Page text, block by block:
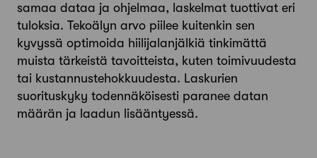
samaa dataa ja ohjelmaa, laskelmat tuottivat eri
tuloksia. Tekoälyn arvo piilee kuitenkin sen
kyvyssä optimoida hiilijalanjälkiä tinkimättä
muista tärkeistä tavoitteista, kuten toimivuudesta
tai kustannustehokkuudesta. Laskurien
suorituskyky todennäköisesti paranee datan
määrän ja laadun lisääntyessä.